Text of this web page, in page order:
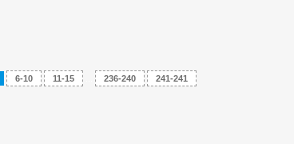
6-10 11-15 236-240 241-241